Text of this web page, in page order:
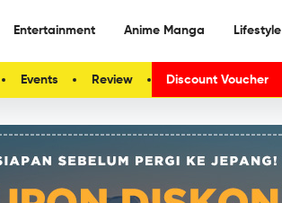
Entertainment Anime Manga Lifestyle
Events Review Discount Voucher